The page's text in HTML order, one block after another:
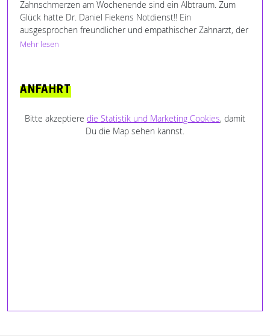
Zahnschmerzen am Wochenende sind ein Albtraum. Zum
Glück hatte Dr. Daniel Fiekens Notdienst!! Ein
ausgesprochen freundlicher und empathischer Zahnarzt, der
mir zunächst die Angst vor der Behandlung und Gott sei
Mehr lesen
ANFAHRT
Bitte akzeptiere die Statistik und Marketing Cookies, damit
Du die Map sehen kannst.